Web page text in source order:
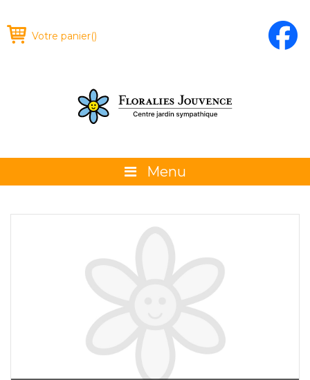
Votre panier()
Menu
La boutique
Promotions et évènements
Calendrier horticole
Emplois